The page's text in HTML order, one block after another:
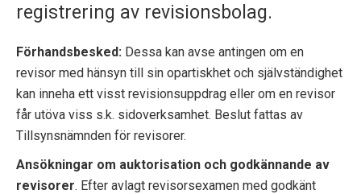
n
s
p
e
k
registrering av revisionsbolag.
Förhandsbesked: Dessa kan avse antingen om en
revisor med hänsyn till sin opartiskhet och självständighet
kan inneha ett visst revisionsuppdrag eller om en revisor
får utöva viss s.k. sidoverksamhet. Beslut fattas av
Tillsynsnämnden för revisorer.
Ansökningar om auktorisation och godkännande av
revisorer. Efter avlagt revisorsexamen med godkänt